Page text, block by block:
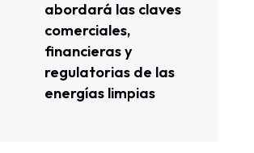
abordará las claves
comerciales,
financieras y
regulatorias de las
energías limpias